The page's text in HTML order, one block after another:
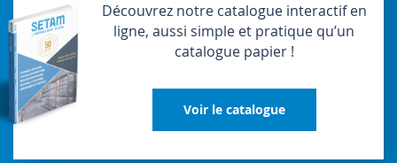
Découvrez notre catalogue interactif en
ligne, aussi simple et pratique qu’un
catalogue papier !
Voir le catalogue